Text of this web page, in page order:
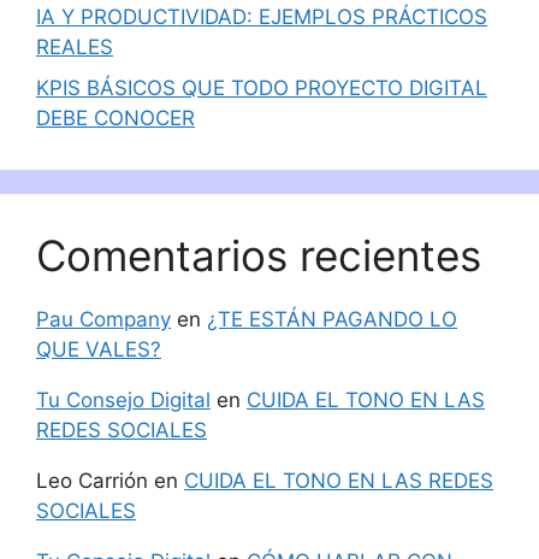
IA Y PRODUCTIVIDAD: EJEMPLOS PRÁCTICOS
REALES
KPIS BÁSICOS QUE TODO PROYECTO DIGITAL
DEBE CONOCER
Comentarios recientes
Pau Company en ¿TE ESTÁN PAGANDO LO
QUE VALES?
Tu Consejo Digital en CUIDA EL TONO EN LAS
REDES SOCIALES
Leo Carrión en CUIDA EL TONO EN LAS REDES
SOCIALES